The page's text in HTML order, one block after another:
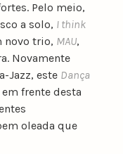
Pelo meio,
a solo, I think
novo trio, MAU,
Novamente
Jazz, este Dança
frente desta
oleada que